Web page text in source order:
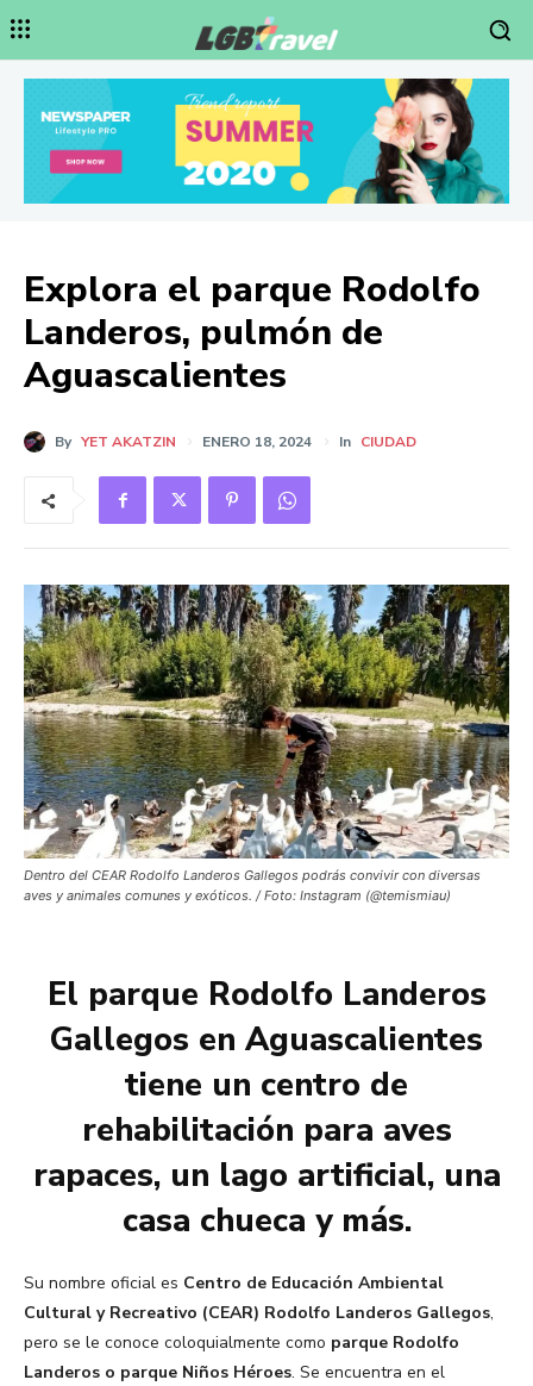
Explora el parque Rodolfo
Landeros, pulmón de
Aguascalientes
By YET AKATZIN ENERO 18, 2024 In CIUDAD
Dentro del CEAR Rodolfo Landeros Gallegos podrás convivir con diversas
aves y animales comunes y exóticos. / Foto: Instagram (@temismiau)
El parque Rodolfo Landeros
Gallegos en Aguascalientes
tiene un centro de
rehabilitación para aves
rapaces, un lago artificial, una
casa chueca y más.
Su nombre oficial es Centro de Educación Ambiental
Cultural y Recreativo (CEAR) Rodolfo Landeros Gallegos,
pero se le conoce coloquialmente como parque Rodolfo
Landeros o parque Niños Héroes. Se encuentra en el